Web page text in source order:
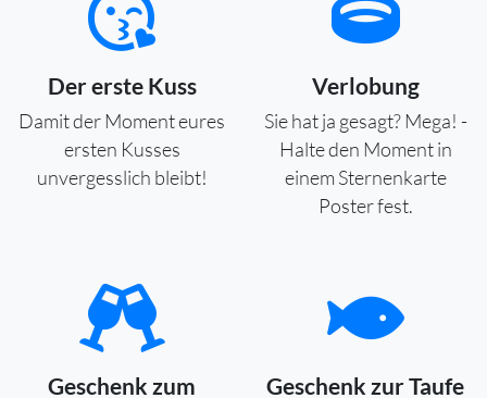
Der erste Kuss
Damit der Moment eures
ersten Kusses
unvergesslich bleibt!
Verlobung
Sie hat ja gesagt? Mega! -
Halte den Moment in
einem Sternenkarte
Poster fest.
Geschenk zum Geschenk zur Taufe